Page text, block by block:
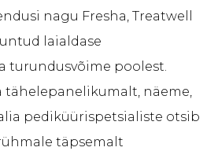
nagu Fresha, Treatwell
laialdase
turundusvõime poolest.
tähelepanelikumalt, näeme,
pediküürispetsialiste otsib
täpsemalt